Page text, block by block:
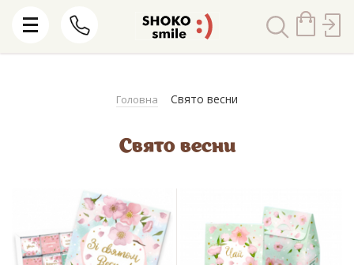
Головна Свято весни
Свято весни